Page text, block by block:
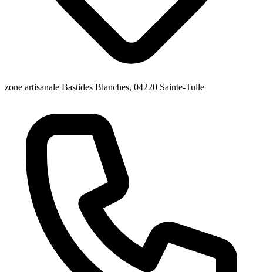
zone artisanale Bastides Blanches, 04220 Sainte-Tulle